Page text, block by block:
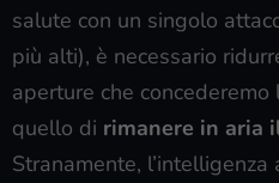
salute con un singolo
più alti), è necessario
aperture che
quello di rimanere in aria
Stranamente,